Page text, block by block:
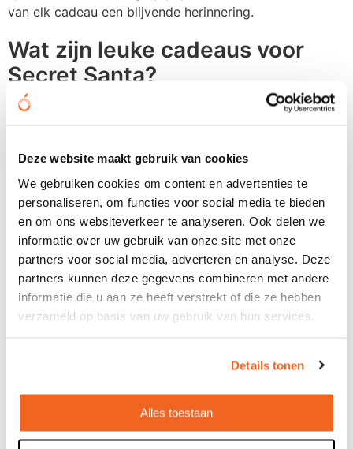
Deze website maakt gebruik van cookies
We gebruiken cookies om content en advertenties te
personaliseren, om functies voor social media te bieden
en om ons websiteverkeer te analyseren. Ook delen we
informatie over uw gebruik van onze site met onze
partners voor social media, adverteren en analyse. Deze
partners kunnen deze gegevens combineren met andere
informatie die u aan ze heeft verstrekt of die ze hebben
verzameld op basis van uw gebruik van hun services.
Details tonen
Alles toestaan
van elk cadeau een blijvende herinnering.
Wat zijn leuke cadeaus voor
Secret Santa?
Hoewel Secretaressedag en Secret Santa verschillende
uw collega's wilt verrassen. Voor Secret Santa-
uitwisselingen zijn deze ideeën bijzonder geschikt:
Een sleutelhanger bedrukken met een grappige tekst of
binnengrappje, een opvouwbareparaplu bedrukken
voor de regenachtige dagen, of gepersonaliseerde
sokken bedrukkenmet een vrolijk design zijn allemaal
betaalbare opties die goed binnen een Secret Santa-
budget passen.
€20 die een glimlach op het gezicht toveren, het beste
biedt vele opties in deze prijsklasse waarbij ook kleine